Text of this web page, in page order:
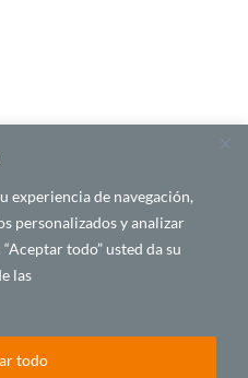
experiencia de navegación,
personalizados y analizar
todo” usted da su
las
todo